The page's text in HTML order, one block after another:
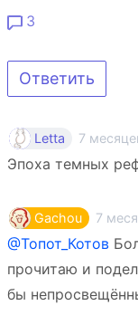
3
Ответить
Letta 7
Эпоха темных
Gachou 7
@Топот_Котов
прочитаю и
бы